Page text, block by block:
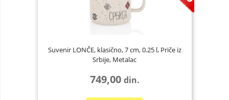
Suvenir LONČE, klasično, 7 cm, 0.25 l, Priče iz
Srbije, Metalac
749,00 din.